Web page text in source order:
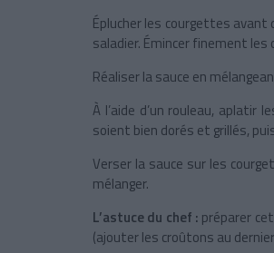
Éplucher les courgettes avant
saladier. Émincer finement
Réaliser la sauce en
À l’aide d’un rouleau, aplatir
soient bien dorés et grillés,
Verser la sauce sur les
mélanger.
L’astuce du chef : préparer
(ajouter les croûtons au